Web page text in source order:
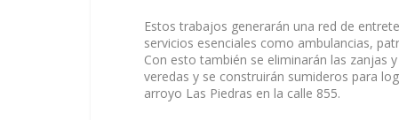
Estos trabajos generarán una red de
servicios esenciales como ambulancias,
Con esto también se eliminarán las zanjas
veredas y se construirán sumideros para
arroyo Las Piedras en la calle 855.